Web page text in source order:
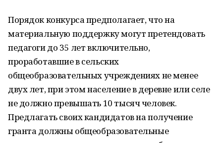
Порядок конкурса предполагает, что на
материальную поддержку могут претендовать
педагоги до 35 лет включительно,
проработавшие в сельских
общеобразовательных учреждениях не менее
двух лет, при этом население в деревне или селе
не должно превышать 10 тысяч человек.
Предлагать своих кандидатов на получение
гранта должны общеобразовательные